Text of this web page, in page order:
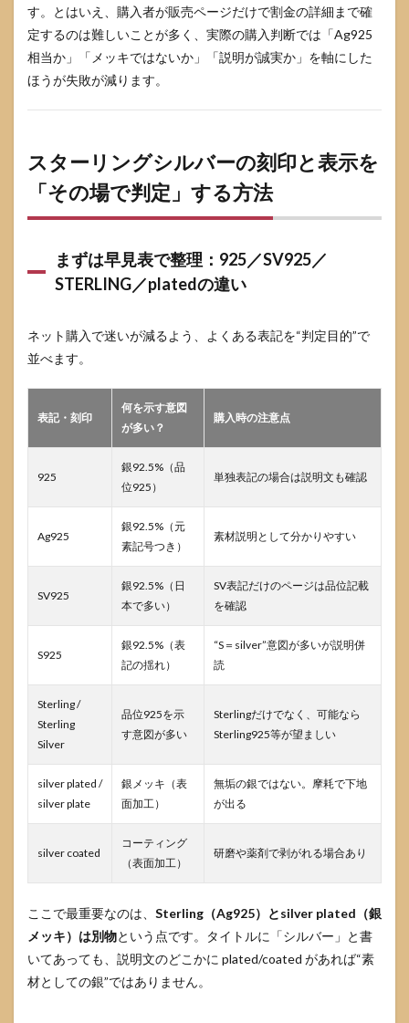
ング
バー
が黒
ずむ
理由
と、
安全
なお
手入
黒ず
みは
「劣
な
く、
表面
で起
変化
い
本は
方法か
安全優
段階
「安
全
度」
やっ
てよ
い条
避け
4.4
やっ
ては
いけ
ない
す。とはいえ、購入者が販売ページだけで割金の詳細まで確
定するのは難しいことが多く、実際の購入判断では「Ag925
相当か」「メッキではないか」「説明が誠実か」を軸にした
ほうが失敗が減ります。
スターリングシルバーの刻印と表示を
「その場で判定」する方法
まずは早見表で整理：925／SV925／
STERLING／platedの違い
ネット購入で迷いが減るよう、よくある表記を“判定目的”で
並べます。
表記・刻印
何を示す意図
が多い？
購入時の注意点
925
銀92.5%（品
位925）
単独表記の場合は説明文も確認
Ag925
銀92.5%（元
素記号つき）
素材説明として分かりやすい
SV925
銀92.5%（日
本で多い）
SV表記だけのページは品位記載
を確認
S925
銀92.5%（表
記の揺れ）
“S＝silver”意図が多いが説明併
読
Sterling /
Sterling
Silver
品位925を示
す意図が多い
Sterlingだけでなく、可能なら
Sterling925等が望ましい
silver plated /
silver plate
銀メッキ（表
面加工）
無垢の銀ではない。摩耗で下地
が出る
silver coated
コーティング
（表面加工）
研磨や薬剤で剥がれる場合あり
ここで最重要なのは、 Sterling（Ag925）とsilver plated（銀
メッキ）は別物という点です。タイトルに「シルバー」と書
いてあっても、説明文のどこかに plated/coated があれば“素
材としての銀”ではありません。